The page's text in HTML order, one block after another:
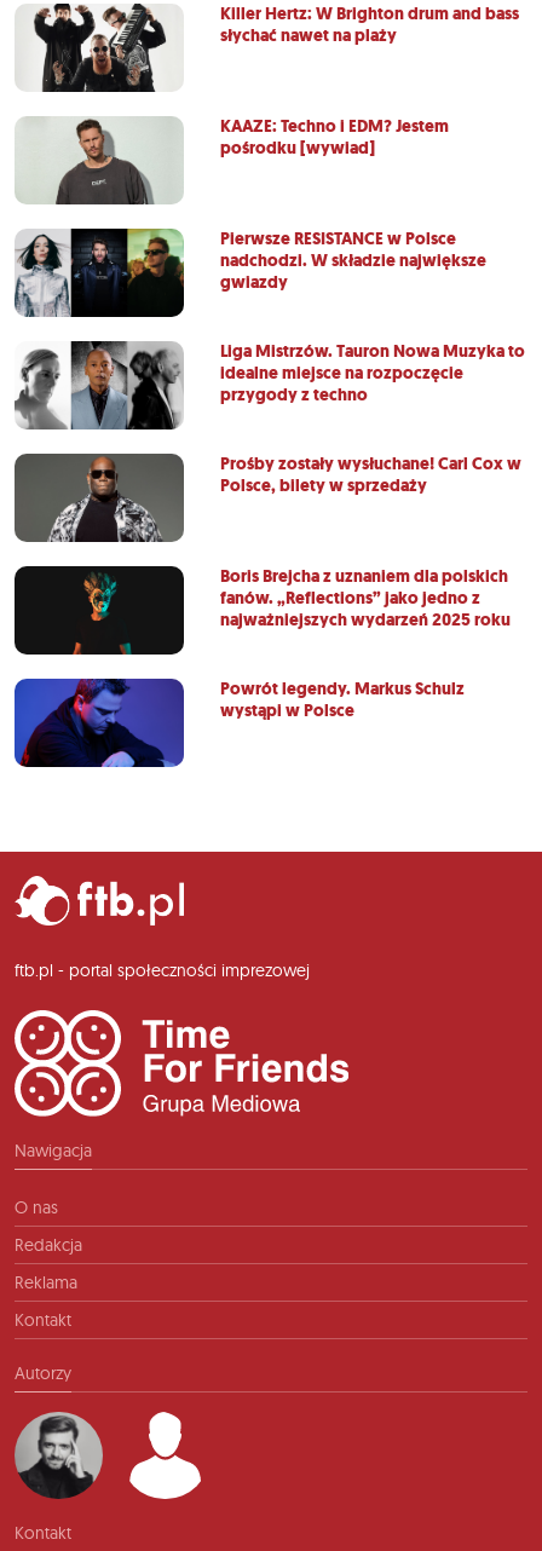
Killer Hertz: W Brighton drum and bass
słychać nawet na plaży
KAAZE: Techno i EDM? Jestem
pośrodku [wywiad]
Pierwsze RESISTANCE w Polsce
nadchodzi. W składzie największe
gwiazdy
Liga Mistrzów. Tauron Nowa Muzyka to
idealne miejsce na rozpoczęcie
przygody z techno
Prośby zostały wysłuchane! Carl Cox w
Polsce, bilety w sprzedaży
Boris Brejcha z uznaniem dla polskich
fanów. „Reflections” jako jedno z
najważniejszych wydarzeń 2025 roku
Powrót legendy. Markus Schulz
wystąpi w Polsce
ftb.pl - portal społeczności imprezowej
Nawigacja
O nas
Redakcja
Reklama
Kontakt
Autorzy
Kontakt